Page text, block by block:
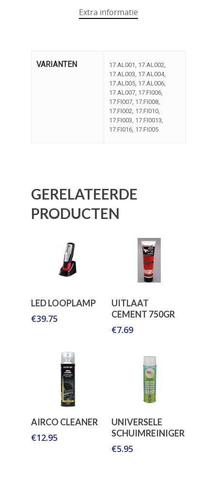
Extra informatie
VARIANTEN
17.AL001, 17.AL002,
17.AL003, 17.AL004,
17.AL005, 17.AL006,
17.AL007, 17.FI006,
17.FI007, 17.FI008,
17.FI002, 17.FI010,
17.FI003, 17.FI0013,
17.FI016, 17.FI005
GERELATEERDE
PRODUCTEN
Toevoegen Aan
LED LOOPLAMP
€39.75
Toevoegen Aan
Winkelwagen
UITLAAT
CEMENT 750GR
€7.69
Toevoegen Aan
AIRCO CLEANER
€12.95
Toevoegen Aan
Winkelwagen
UNIVERSELE
SCHUIMREINIGER
€5.95